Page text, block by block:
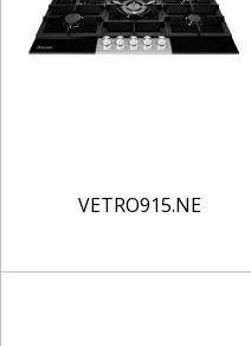
VETRO915.NE